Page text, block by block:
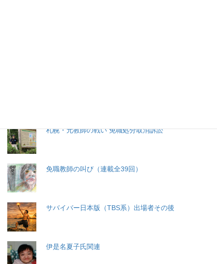
札幌・元教師の戦い 免職処分取消訴訟
免職教師の叫び（連載全39回）
サバイバー日本版（TBS系）出場者その後
伊是名夏子氏関連